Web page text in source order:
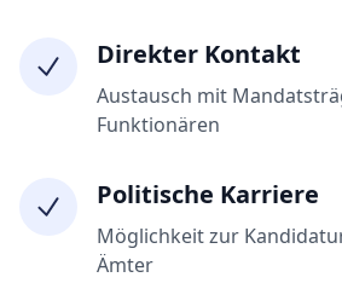
Direkter Kontakt
Austausch mit
Funktionären
Politische Karriere
Möglichkeit zur
Ämter